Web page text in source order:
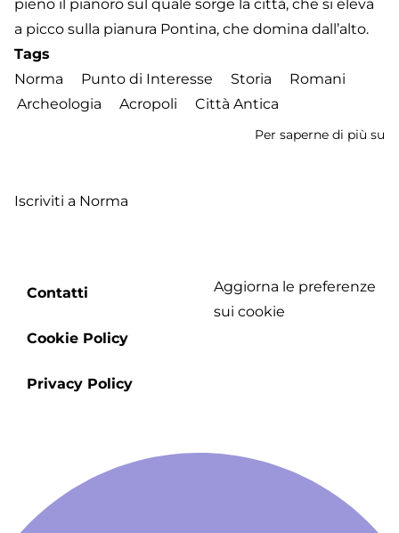
pieno il pianoro sul quale sorge la città, che si eleva
a picco sulla pianura Pontina, che domina dall’alto.
Tags
Norma
Punto di Interesse Storia
Romani
Archeologia
Acropoli Città Antica
Per saperne di più su
Iscriviti a Norma
Footer
Contatti
Cookie Policy
Privacy Policy
Aggiorna le preferenze
sui cookie